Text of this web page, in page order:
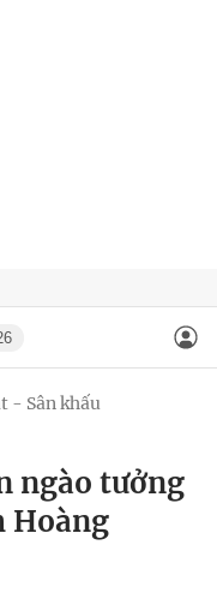
- Sân khấu
ngào tưởng
Hoàng